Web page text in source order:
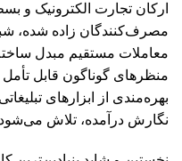
ارکان تجارت الکترونیک و
مصرف‌کنندگان زاده شده،
معاملات مستقیم مبدل
منظرهای گوناگون قابل
بهره‌مندی از ابزارهای
نگارش درآمده، تلاش می‌شود